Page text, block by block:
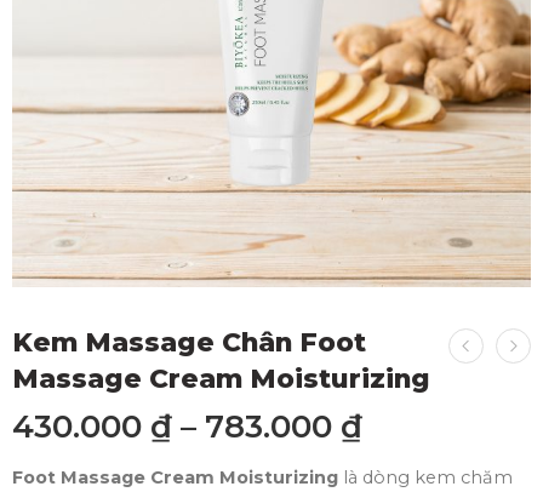
Kem Massage Chân Foot
Massage Cream Moisturizing
430.000 ₫ – 783.000 ₫
Foot Massage Cream Moisturizing là dòng kem chăm